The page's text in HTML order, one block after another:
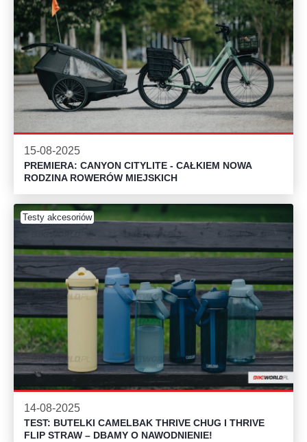
15-08-2025
PREMIERA: CANYON CITYLITE - CAŁKIEM NOWA
RODZINA ROWERÓW MIEJSKICH
Testy akcesoriów
14-08-2025
TEST: BUTELKI CAMELBAK THRIVE CHUG I THRIVE
FLIP STRAW – DBAMY O NAWODNIENIE!